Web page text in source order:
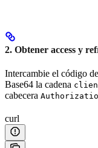
2. Obtener access y
Intercambie el código
Base64 la cadena
cabecera
curl